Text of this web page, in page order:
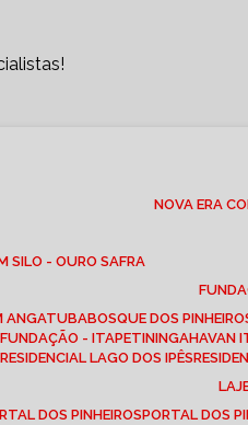
NOVA ERA
SILO - OURO SAFRA
ANGATUBA BOSQUE DOS
FUNDAÇÃO - ITAPETININGA HAVAN
RESIDENCIAL LAGO DOS IPÊS
DOS PINHEIROS PORTAL DOS